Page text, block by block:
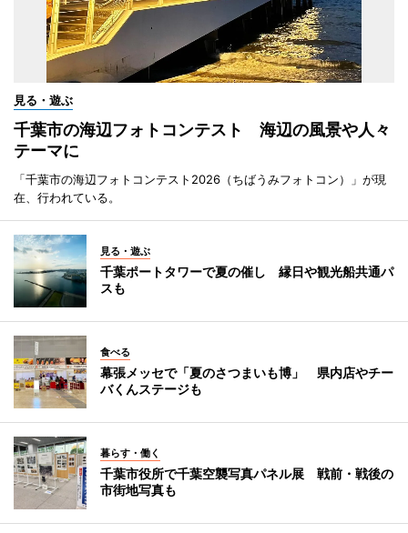
見る・遊ぶ
千葉市の海辺フォトコンテスト 海辺の風景や人々
テーマに
「千葉市の海辺フォトコンテスト2026（ちばうみフォトコン）」が現
在、行われている。
見る・遊ぶ
千葉ポートタワーで夏の催し 縁日や観光船共通パ
スも
食べる
幕張メッセで「夏のさつまいも博」 県内店やチー
バくんステージも
暮らす・働く
千葉市役所で千葉空襲写真パネル展 戦前・戦後の
市街地写真も